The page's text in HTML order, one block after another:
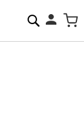
Pesquisa